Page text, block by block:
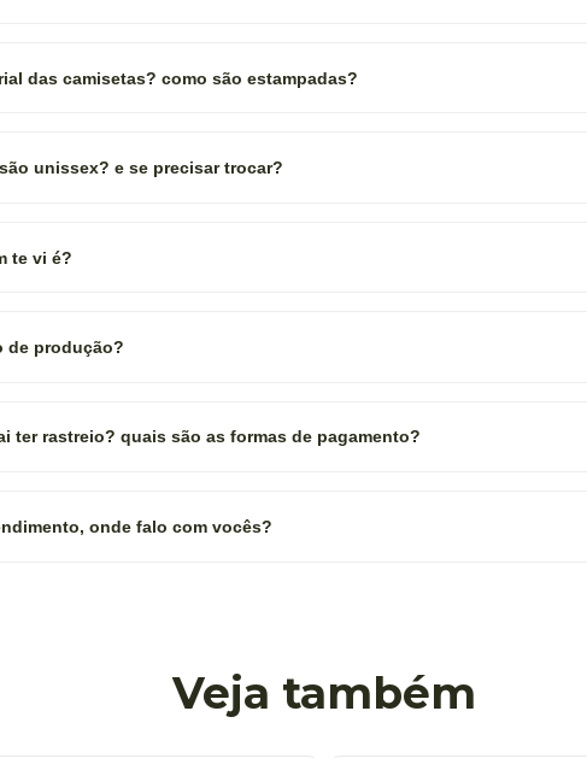
das camisetas? como são estampadas?
unissex? e se precisar trocar?
te vi é?
de produção?
ter rastreio? quais são as formas de pagamento?
onde falo com vocês?
Veja também